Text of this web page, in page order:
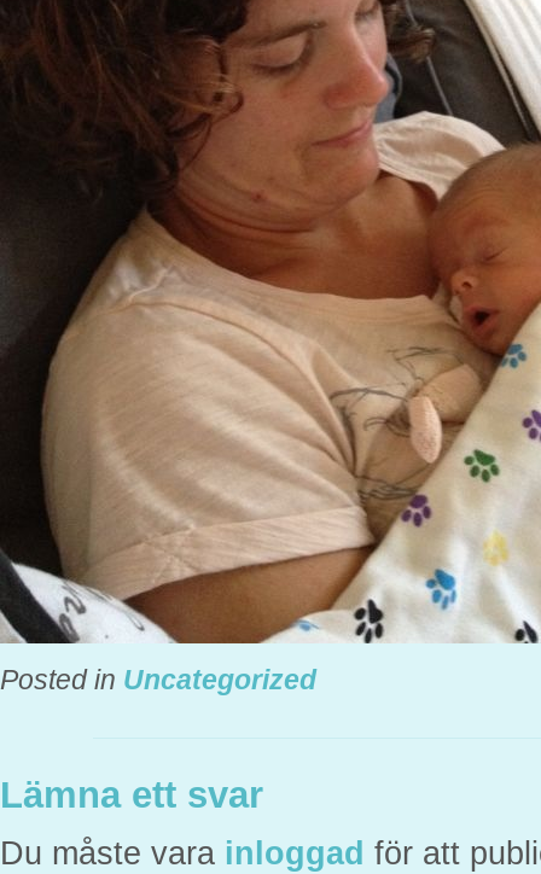
Posted in Uncategorized
Lämna ett svar
Du måste vara inloggad för att